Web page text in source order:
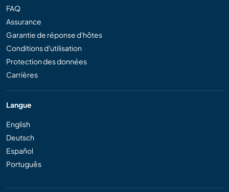
FAQ
Assurance
Garantie de réponse d'hôtes
Conditions d'utilisation
Protection des données
Carrières
Langue
English
Deutsch
Español
Português